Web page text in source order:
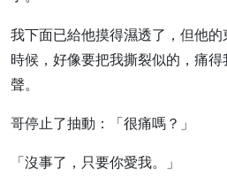
我下面已給他摸得濕透了，但他
時候，好像要把我撕裂似的，痛
聲。
哥停止了抽動：「很痛嗎？」
「沒事了，只要你愛我。」